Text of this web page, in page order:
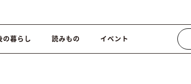
の暮らし 読みもの イベント